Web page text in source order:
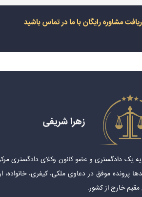
مشاوره رایگان با ما در تماس باشید
زهرا شریفی
پرونده موفق در دعاوی ملکی، کیفری، خانواده،
مقیم خارج از کشور.